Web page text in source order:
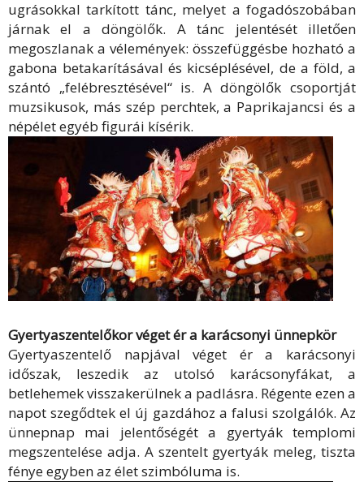
ugrásokkal tarkított tánc, melyet a fogadószobában
járnak el a döngölők. A tánc jelentését illetően
megoszlanak a vélemények: összefüggésbe hozható a
gabona betakarításával és kicséplésével, de a föld, a
szántó „felébresztésével“ is. A döngölők csoportját
muzsikusok, más szép perchtek, a Paprikajancsi és a
népélet egyéb figurái kísérik.
Gyertyaszentelőkor véget ér a karácsonyi ünnepkör
Gyertyaszentelő napjával véget ér a karácsonyi
időszak, leszedik az utolsó karácsonyfákat, a
betlehemek visszakerülnek a padlásra. Régente ezen a
napot szegődtek el új gazdához a falusi szolgálók. Az
ünnepnap mai jelentőségét a gyertyák templomi
megszentelése adja. A szentelt gyertyák meleg, tiszta
fénye egyben az élet szimbóluma is.